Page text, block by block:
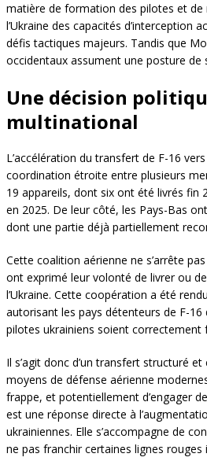
matière de formation des pilotes et de
l’Ukraine des capacités d’interception
défis tactiques majeurs. Tandis que
occidentaux assument une posture de
Une décision
multinational
L’accélération du transfert de F-16
coordination étroite entre plusieurs
19 appareils, dont six ont été livrés fin
en 2025. De leur côté, les Pays-Bas
dont une partie déjà partiellement
Cette coalition aérienne ne s’arrête
ont exprimé leur volonté de livrer ou
l’Ukraine. Cette coopération a été
autorisant les pays détenteurs de F-16
pilotes ukrainiens soient correctement
Il s’agit donc d’un transfert structuré
moyens de défense aérienne
frappe, et potentiellement d’engager
est une réponse directe à
ukrainiennes. Elle s’accompagne de
ne pas franchir certaines lignes rouges